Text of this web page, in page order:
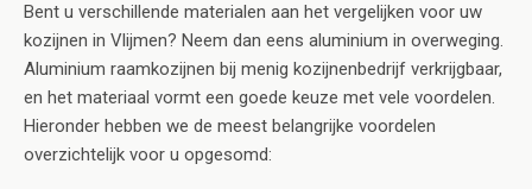
Bent u verschillende materialen aan het vergelijken voor uw
kozijnen in Vlijmen? Neem dan eens aluminium in overweging.
Aluminium raamkozijnen bij menig kozijnenbedrijf verkrijgbaar,
en het materiaal vormt een goede keuze met vele voordelen.
Hieronder hebben we de meest belangrijke voordelen
overzichtelijk voor u opgesomd: